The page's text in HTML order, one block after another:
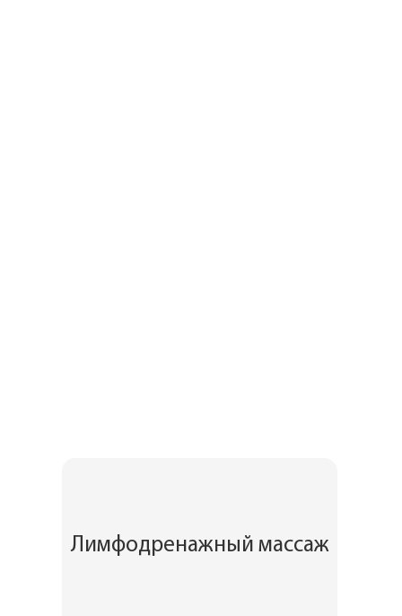
Лимфодренажный массаж